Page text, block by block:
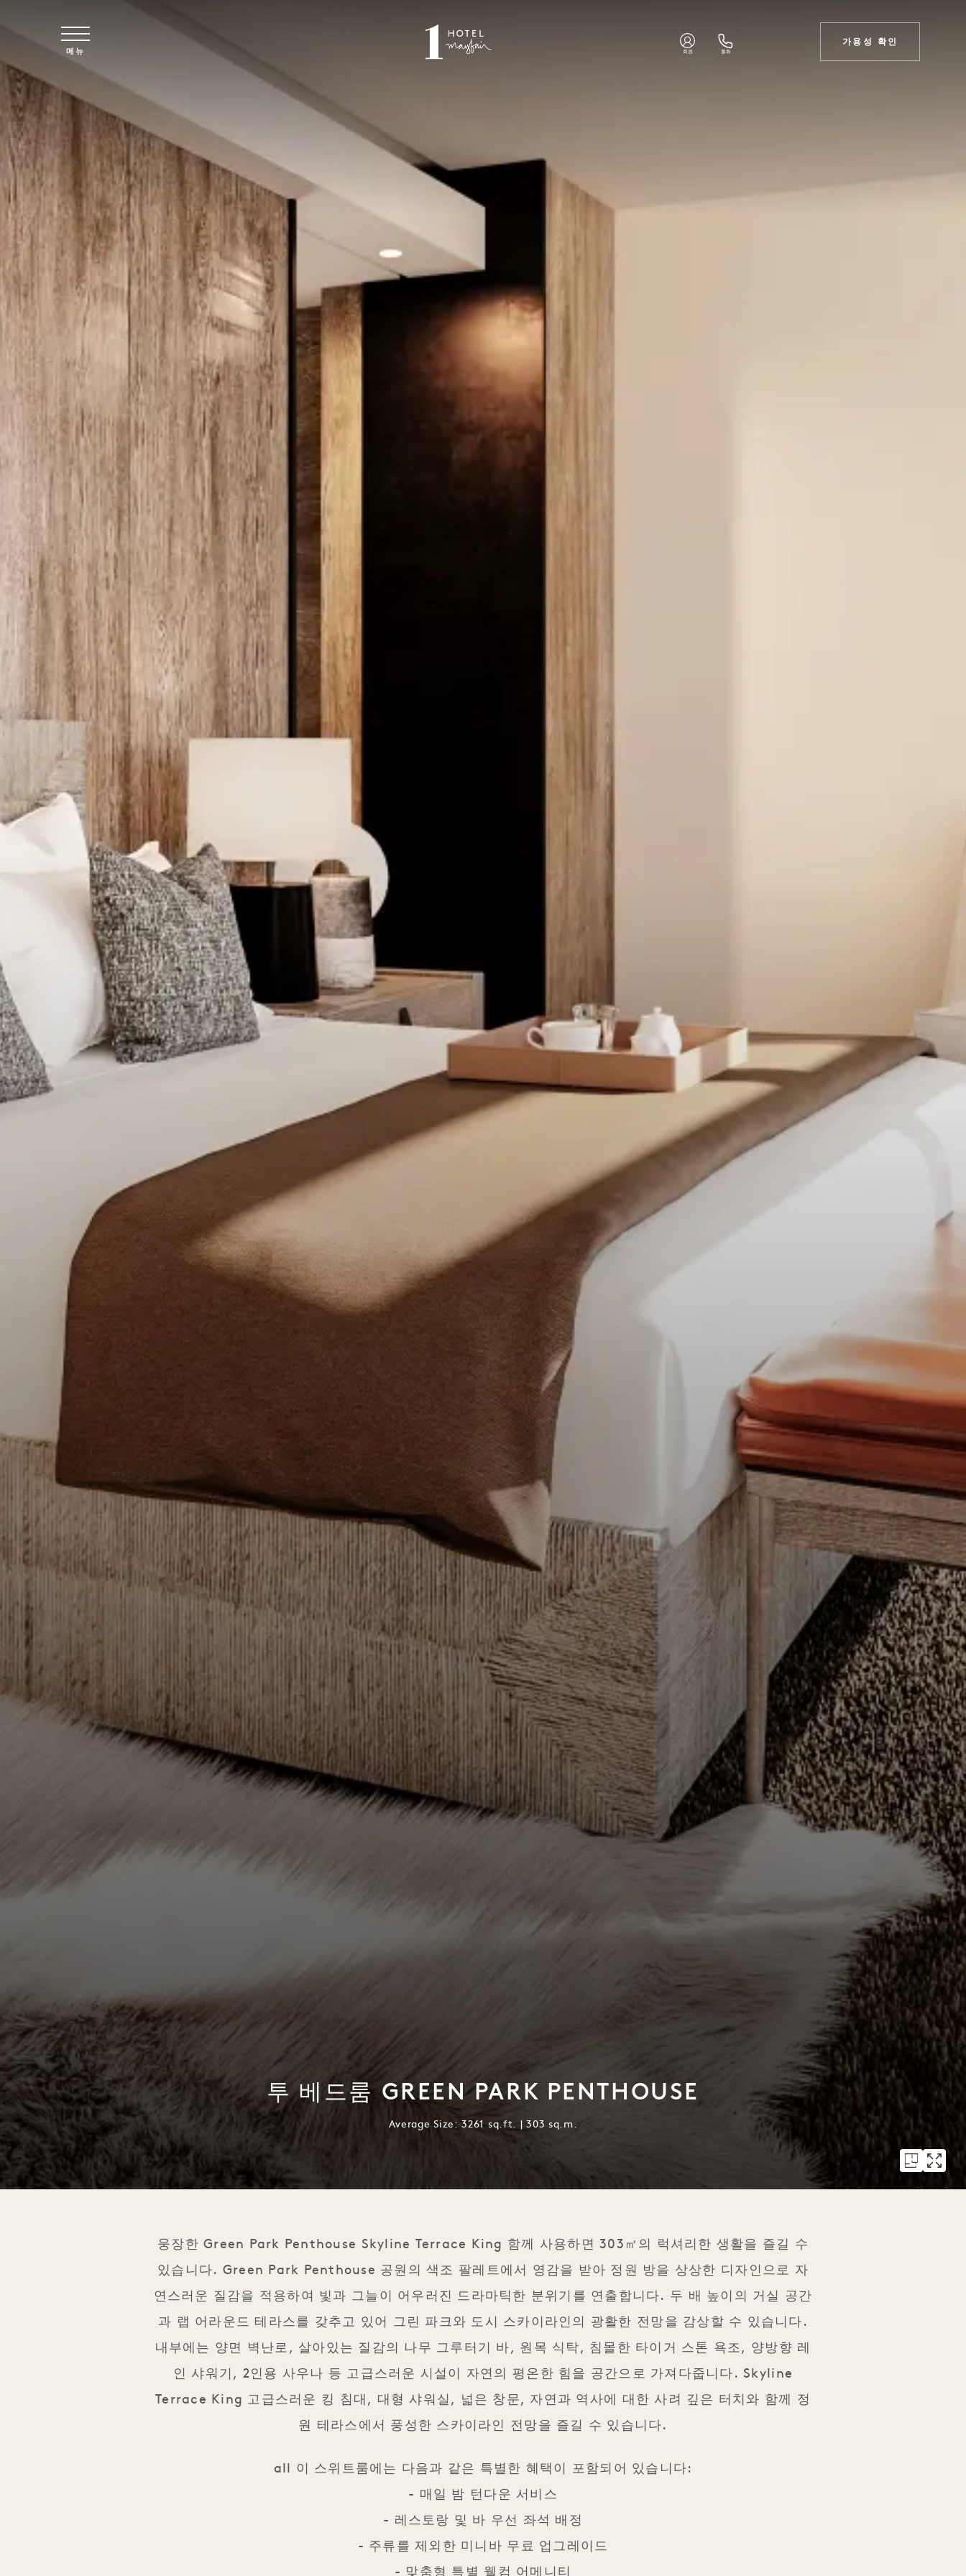
주요 콘텐츠로 건너뛰기
메뉴 회원 통화
가용성 확인
투 베드룸 GREEN PARK PENTHOUSE
Average Size: 3261 sq.ft. | 303 sq.m.
웅장한 Green Park Penthouse Skyline Terrace King 함께 사용하면 303㎡의 럭셔리한 생활을 즐길 수
있습니다. Green Park Penthouse 공원의 색조 팔레트에서 영감을 받아 정원 방을 상상한 디자인으로 자
연스러운 질감을 적용하여 빛과 그늘이 어우러진 드라마틱한 분위기를 연출합니다. 두 배 높이의 거실 공간
과 랩 어라운드 테라스를 갖추고 있어 그린 파크와 도시 스카이라인의 광활한 전망을 감상할 수 있습니다.
내부에는 양면 벽난로, 살아있는 질감의 나무 그루터기 바, 원목 식탁, 침몰한 타이거 스톤 욕조, 양방향 레
인 샤워기, 2인용 사우나 등 고급스러운 시설이 자연의 평온한 힘을 공간으로 가져다줍니다. Skyline
Terrace King 고급스러운 킹 침대, 대형 샤워실, 넓은 창문, 자연과 역사에 대한 사려 깊은 터치와 함께 정
원 테라스에서 풍성한 스카이라인 전망을 즐길 수 있습니다.
all 이 스위트룸에는 다음과 같은 특별한 혜택이 포함되어 있습니다:
- 매일 밤 턴다운 서비스
- 레스토랑 및 바 우선 좌석 배정
- 주류를 제외한 미니바 무료 업그레이드
- 맞춤형 특별 웰컴 어메니티